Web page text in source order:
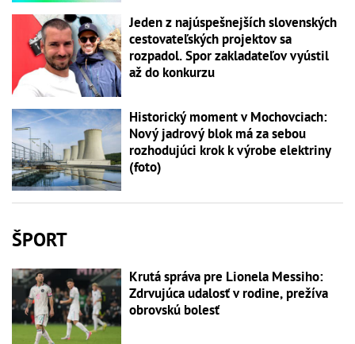
Jeden z najúspešnejších slovenských
cestovateľských projektov sa
rozpadol. Spor zakladateľov vyústil
až do konkurzu
Historický moment v Mochovciach:
Nový jadrový blok má za sebou
rozhodujúci krok k výrobe elektriny
(foto)
ŠPORT
Krutá správa pre Lionela Messiho:
Zdrvujúca udalosť v rodine, prežíva
obrovskú bolesť